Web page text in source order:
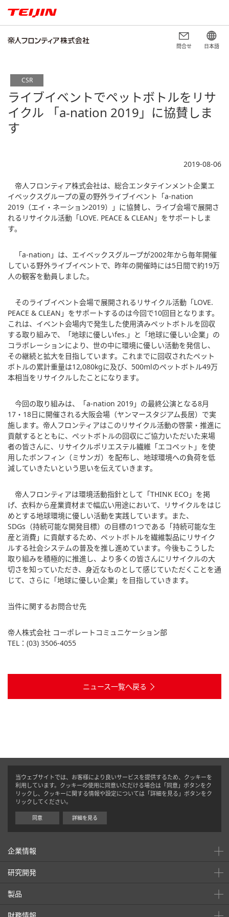
問合せ 日本語
CSR
ライブイベントでペットボトルをリサ
イクル 「a-nation 2019」に協賛しま
す
2019-08-06
帝人フロンティア株式会社は、総合エンタテインメント企業エ
イベックスグループの夏の野外ライブイベント「a-nation
2019（エイ・ネーション2019）」に協賛し、ライブ会場で展開さ
れるリサイクル活動「LOVE. PEACE & CLEAN」をサポートしま
す。
「a-nation」は、エイベックスグループが2002年から毎年開催
している野外ライブイベントで、昨年の開催時には5日間で約19万
人の観客を動員しました。
そのライブイベント会場で展開されるリサイクル活動「LOVE.
PEACE & CLEAN」をサポートするのは今回で10回目となります。
これは、イベント会場内で発生した使用済みペットボトルを回収
する取り組みで、「地球に優しいfes.」と「地球に優しい企業」の
コラボレーションにより、世の中に環境に優しい活動を発信し、
その継続と拡大を目指しています。これまでに回収されたペット
ボトルの累計重量は12,080kgに及び、500mlのペットボトル49万
本相当をリサイクルしたことになります。
今回の取り組みは、「a-nation 2019」の最終公演となる8月
17・18日に開催される大阪会場（ヤンマースタジアム長居）で実
施します。帝人フロンティアはこのリサイクル活動の啓蒙・推進に
貢献するとともに、ペットボトルの回収にご協力いただいた来場
者の皆さんに、リサイクルポリエステル繊維「エコペット」を使
用したボンフィン（ミサンガ）を配布し、地球環境への負荷を低
減していきたいという思いを伝えていきます。
帝人フロンティアは環境活動指針として「THINK ECO」を掲
げ、衣料から産業資材まで幅広い用途において、リサイクルをはじ
めとする地球環境に優しい活動を実践しています。また、
SDGs（持続可能な開発目標）の目標の1つである「持続可能な生
産と消費」に貢献するため、ペットボトルを繊維製品にリサイク
ルする社会システムの普及を推し進めています。今後もこうした
取り組みを積極的に推進し、より多くの皆さんにリサイクルの大
切さを知っていただき、身近なものとして感じていただくことを通
じて、さらに「地球に優しい企業」を目指していきます。
当件に関するお問合せ先
帝人株式会社 コーポレートコミュニケーション部
TEL：(03) 3506-4055
ニュース一覧へ戻る
当ウェブサイトでは、お客様により良いサービスを提供するため、クッキーを
利用しています。クッキーの使用に同意いただける場合は「同意」ボタンをク
リックし、クッキーに関する情報や設定については「詳細を見る」ボタンをク
リックしてください。
同意 詳細を見る
企業情報
研究開発
製品